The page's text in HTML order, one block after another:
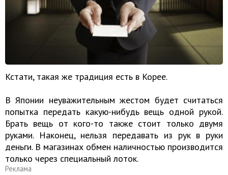
Кстати, такая же традиция есть в Корее.
В Японии неуважительным жестом будет считаться
попытка передать какую-нибудь вещь одной рукой.
Брать вещь от кого-то также стоит только двумя
руками. Наконец, нельзя передавать из рук в руки
деньги. В магазинах обмен наличностью производится
только через специальный лоток.
Реклама